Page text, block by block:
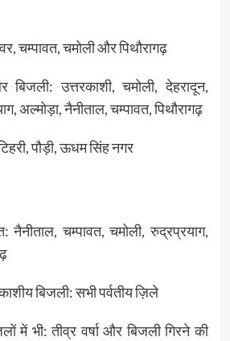
चम्पावत, चमोली और पिथौरागढ़
बिजली: उत्तरकाशी, चमोली, देहरादून,
अल्मोड़ा, नैनीताल, चम्पावत, पिथौरागढ़
पौड़ी, ऊधम सिंह नगर
नैनीताल, चम्पावत, चमोली, रुद्रप्रयाग,
बिजली: सभी पर्वतीय ज़िले
में भी: तीव्र वर्षा और बिजली गिरने की